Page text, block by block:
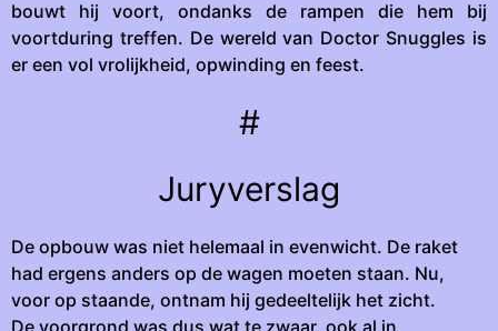
bouwt hij voort, ondanks de rampen die hem bij
voortduring treffen. De wereld van Doctor Snuggles is
er een vol vrolijkheid, opwinding en feest.
#
Juryverslag
De opbouw was niet helemaal in evenwicht. De raket
had ergens anders op de wagen moeten staan. Nu,
voor op staande, ontnam hij gedeeltelijk het zicht.
De voorgrond was dus wat te zwaar, ook al in